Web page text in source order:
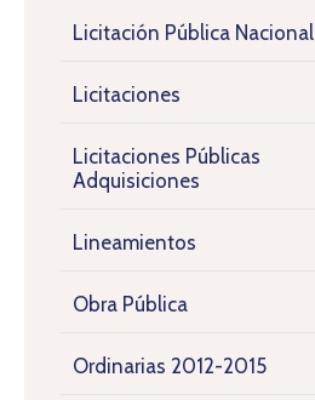
Licitación Pública Nacional
Licitaciones
Licitaciones Públicas
Adquisiciones
Lineamientos
Obra Pública
Ordinarias 2012-2015